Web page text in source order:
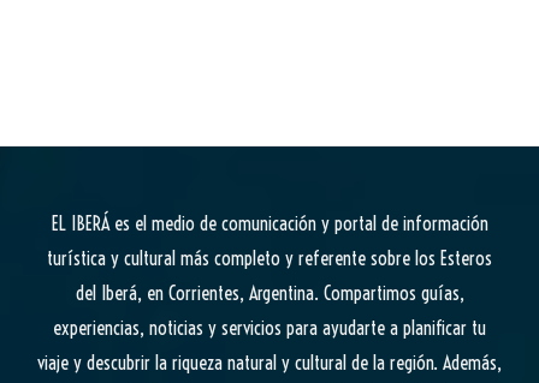
EL IBERÁes el medio de comunicación y portal de información
turística y cultural más completo y referente sobre los Esteros
del Iberá, en Corrientes, Argentina. Compartimos guías,
experiencias, noticias y servicios para ayudarte a planificar tu
viaje y descubrir la riqueza natural y cultural de la región. Además,